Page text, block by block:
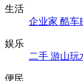
生活
企业家 酷车
娱乐
二手 游山玩
便民